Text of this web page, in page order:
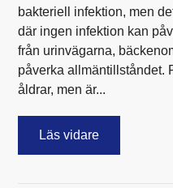
bakteriell infektion, men
där ingen infektion kan
från urinvägarna,
påverka allmäntillståndet.
åldrar, men är...
Läs vidare